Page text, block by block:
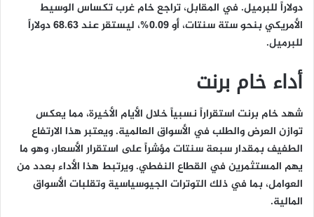
دولاراً للبرميل. في المقابل، تراجع خام غرب تكساس الوسيط
الأمريكي بنحو ستة سنتات، أو 0.09%، ليستقر عند 68.63 دولاراً
للبرميل.
أداء خام برنت
شهد خام برنت استقراراً نسبياً خلال الأيام الأخيرة، مما يعكس
توازن العرض والطلب في الأسواق العالمية. ويعتبر هذا الارتفاع
الطفيف بمقدار سبعة سنتات مؤشراً على استقرار الأسعار، وهو ما
يهم المستثمرين في القطاع النفطي. ويرتبط هذا الأداء بعدد من
العوامل، بما في ذلك التوترات الجيوسياسية وتقلبات الأسواق
المالية.